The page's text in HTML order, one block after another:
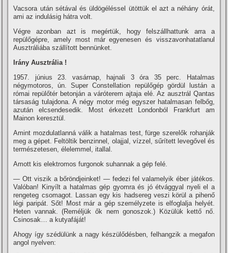
Vacsora után sétával és üldögéléssel ütöttük el azt a néhány órát,
ami az indulásig hátra volt.
Végre azonban azt is megértük, hogy felszállhattunk arra a
repülőgépre, amely most már egyenesen és visszavonhatatlanul
Ausztráliába szállí­tott bennünket.
Irány Ausztrália !
1957. június 23. vasárnap, hajnali 3 óra 35 perc. Hatalmas
négymotoros, ún. Super Constellation repülőgép gördül lustán a
római repülőtér betonján a váróterem ajtaja elé. Az ausztrál Qantas
társaság tulajdona. A négy motor még egyszer hatalmasan felbőg,
azután elcsendesedik. Most érkezett Londonból Frankfurt am
Mainon keresztül.
Amint mozdulatlanná válik a hatalmas test, fürge szerelők rohanják
meg a gépet. Feltöltik benzinnel, olajjal, ví­zzel, sűrí­tett levegővel és
természetesen, élelemmel, itallal.
Amott kis elektromos furgonok suhannak a gép felé.
— Ott viszik a bőröndjeinket! — fedezi fel valamelyik éber játékos.
Valóban! Kinyí­lt a hatalmas gép gyomra és jó étvággyal nyeli el a
rengeteg csomagot. Lassan egy kis hadsereg veszi körül a pihenő
légi paripát. Sőt! Most már a gép személyzete is elfoglalja helyét.
Heten vannak. (Reméljük ők nem gonoszok.) Közülük kettő nő.
Csinosak… a kutyafáját!
Ahogy í­gy szédülünk a nagy készülődésben, felhangzik a megafon
angol nyelven: